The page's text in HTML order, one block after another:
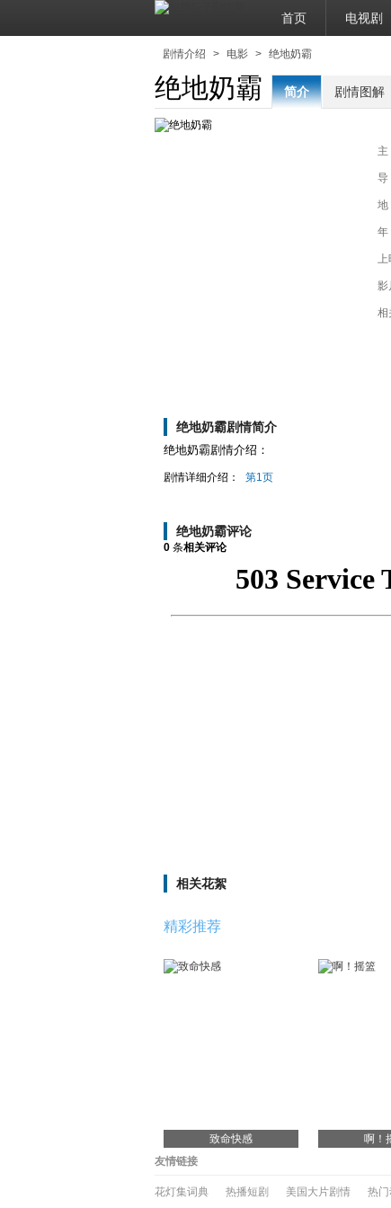
首页 电视剧
剧情介绍 > 电影 > 绝地奶霸
绝地奶霸 简介 剧情图解
上
影
相
绝地奶霸剧情简介
绝地奶霸剧情介绍：
剧情详细介绍： 第1页
绝地奶霸评论
0 条相关评论
相关花絮
精彩推荐
致命快感 啊！
友情链接
花灯集词典 热播短剧 美国大片剧情 热